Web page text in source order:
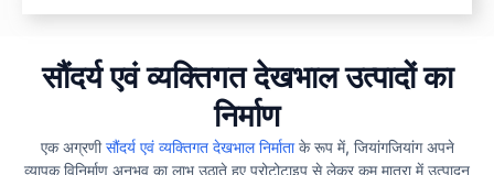
सौंदर्य एवं व्यक्तिगत देखभाल उत्पादों का
निर्माण
एक अग्रणीसौंदर्य एवं व्यक्तिगत देखभाल निर्माताके रूप में, जियांगजियांग अपने
व्यापक विनिर्माण अनुभव का लाभ उठाते हुए प्रोटोटाइप से लेकर कम मात्रा में उत्पादन